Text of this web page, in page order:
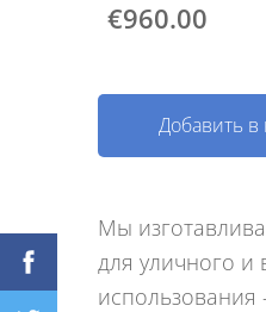
€960.00
Добавить в
Мы
для уличного и
использования